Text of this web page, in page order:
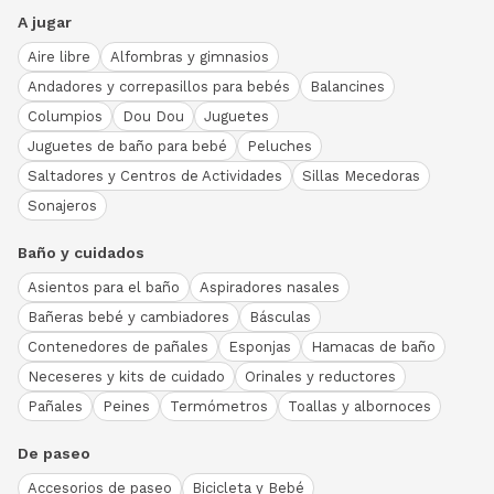
A jugar
Aire libre
Alfombras y gimnasios
Andadores y correpasillos para bebés
Balancines
Columpios
Dou Dou
Juguetes
Juguetes de baño para bebé
Peluches
Saltadores y Centros de Actividades
Sillas Mecedoras
Sonajeros
Baño y cuidados
Asientos para el baño
Aspiradores nasales
Bañeras bebé y cambiadores
Básculas
Contenedores de pañales
Esponjas
Hamacas de baño
Neceseres y kits de cuidado
Orinales y reductores
Pañales
Peines Termómetros Toallas y albornoces
De paseo
Accesorios de paseo Bicicleta y Bebé